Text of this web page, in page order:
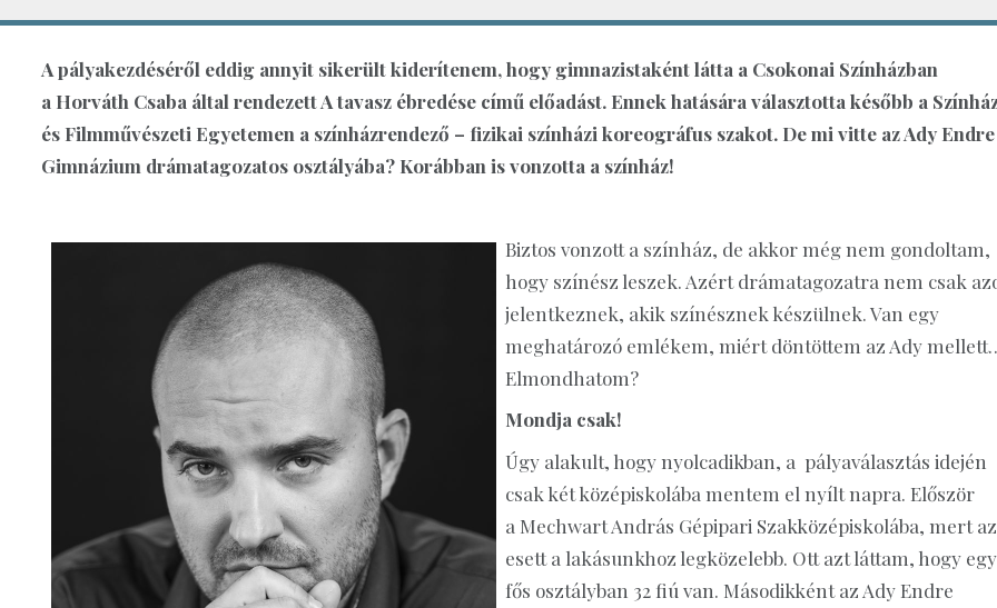
A pályakezdéséről eddig annyit sikerült kiderítenem, hogy gimnazistaként látta a Csokonai Színházban
a Horváth Csaba által rendezett A tavasz ébredése című előadást. Ennek hatására választotta később a
és Filmművészeti Egyetemen a színházrendező – fizikai színházi koreográfus szakot. De mi vitte az Ady Endre
Gimnázium drámatagozatos osztályába? Korábban is vonzotta a színház!
Biztos vonzott a színház, de akkor még nem gondoltam,
hogy színész leszek. Azért drámatagozatra nem csak
jelentkeznek, akik színésznek készülnek. Van egy
meghatározó emlékem, miért döntöttem az Ady
Elmondhatom?
Mondja csak!
Úgy alakult, hogy nyolcadikban, a pályaválasztás idején
csak két középiskolába mentem el nyílt napra. Először
a Mechwart András Gépipari Szakközépiskolába, mert az
esett a lakásunkhoz legközelebb. Ott azt láttam, hogy egy
fős osztályban 32 fiú van. Másodikként az Ady Endre